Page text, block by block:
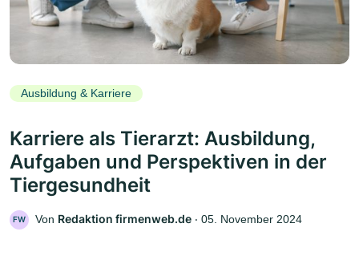
Ausbildung & Karriere
Karriere als Tierarzt: Ausbildung,
Aufgaben und Perspektiven in der
Tiergesundheit
FW Von Redaktion firmenweb.de ‧ 05. November 2024